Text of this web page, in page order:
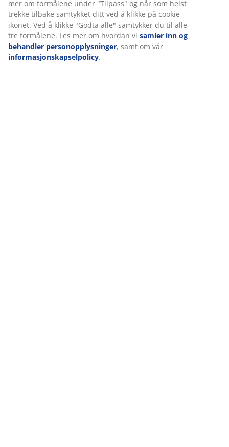
mer om formålene under "Tilpass" og når som helst
trekke tilbake samtykket ditt ved å klikke på cookie-
ikonet. Ved å klikke "Godta alle" samtykker du til alle
tre formålene. Les mer om hvordan vi samler inn og
behandler personopplysninger, samt om vår
informasjonskapselpolicy.